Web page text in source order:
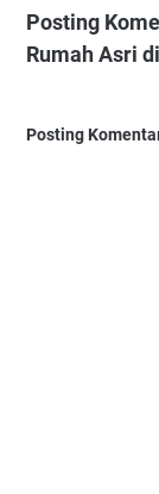
Posting
Rumah Asri
Posting